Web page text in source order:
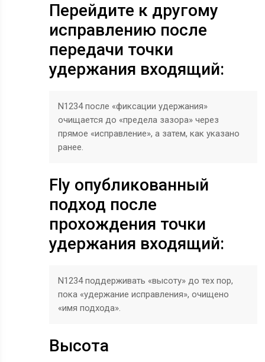
Перейдите к другому
исправлению после
передачи точки
удержания входящий:
N1234 после «фиксации удержания»
очищается до «предела зазора» через
прямое «исправление», а затем, как указано
ранее.
Fly опубликованный
подход после
прохождения точки
удержания входящий:
N1234 поддерживать «высоту» до тех пор,
пока «удержание исправления», очищено
«имя подхода».
Высота